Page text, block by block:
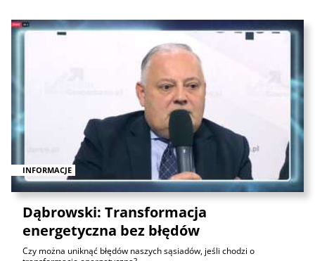
INFORMACJE
Dąbrowski: Transformacja
energetyczna bez błędów
Czy można uniknąć błędów naszych sąsiadów, jeśli chodzi o